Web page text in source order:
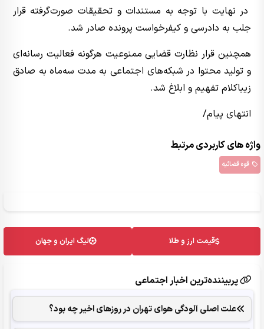
در نهایت با توجه به مستندات و تحقیقات صورت‌گرفته قرار
جلب به دادرسی و کیفرخواست پرونده صادر شد.
همچنین قرار نظارت قضایی ممنوعیت هرگونه فعالیت رسانه‌ای
و تولید محتوا در شبکه‌های اجتماعی به مدت سه‌ماه به صادق
زیباکلام تفهیم و ابلاغ شد.
انتهای پیام/
واژه های کاربردی مرتبط
قوه قضائیه
قیمت ارز و طلا لیگ ایران و جهان
پربیننده‌ترین اخبار اجتماعی
علت اصلی آلودگی هوای تهران در روزهای اخیر چه بود؟